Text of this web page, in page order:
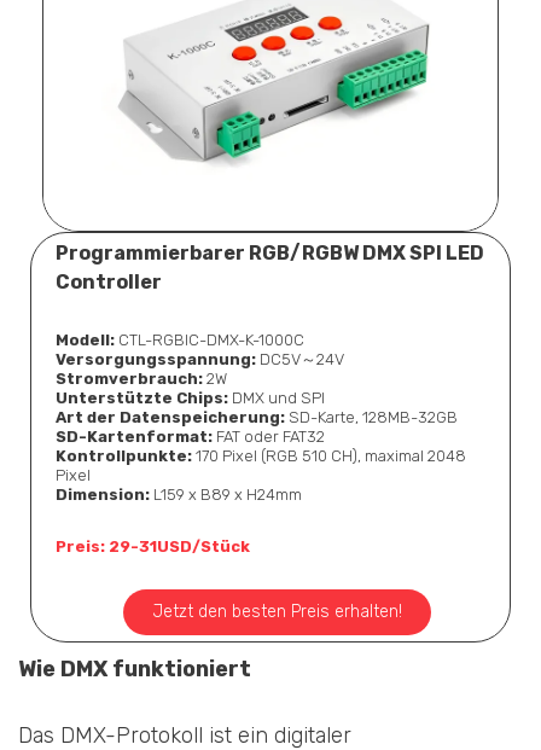
Programmierbarer RGB/RGBW DMX SPI LED
Controller
Modell: CTL-RGBIC-DMX-K-1000C
Versorgungsspannung: DC5V～24V
Stromverbrauch: 2W
Unterstützte Chips: DMX und SPI
Art der Datenspeicherung: SD-Karte, 128MB-32GB
SD-Kartenformat: FAT oder FAT32
Kontrollpunkte: 170 Pixel (RGB 510 CH), maximal 2048
Pixel
Dimension: L159 x B89 x H24mm
Preis: 29-31USD/Stück
Jetzt den besten Preis erhalten!
Wie DMX funktioniert
Das DMX-Protokoll ist ein digitaler